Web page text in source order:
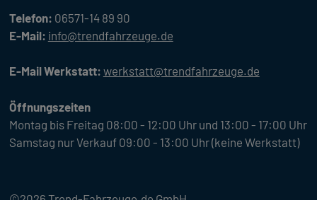
Telefon: 06571-14 89 90
E-Mail: info@trendfahrzeuge.de
E-Mail Werkstatt: werkstatt@trendfahrzeuge.de
Öffnungszeiten
Montag bis Freitag 08:00 - 12:00 Uhr und 13:00 - 17:00 Uhr
Samstag nur Verkauf 09:00 - 13:00 Uhr (keine Werkstatt)